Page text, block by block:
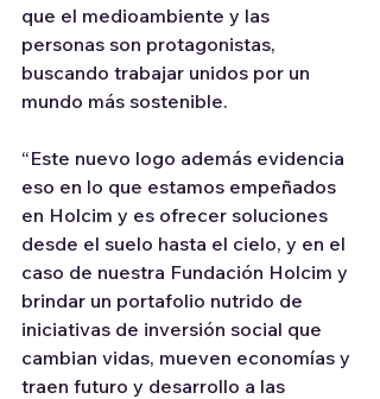
que el medioambiente y las
personas son protagonistas,
buscando trabajar unidos por un
mundo más sostenible.
“Este nuevo logo además evidencia
eso en lo que estamos empeñados
en Holcim y es ofrecer soluciones
desde el suelo hasta el cielo, y en el
caso de nuestra Fundación Holcim y
brindar un portafolio nutrido de
iniciativas de inversión social que
cambian vidas, mueven economías y
traen futuro y desarrollo a las